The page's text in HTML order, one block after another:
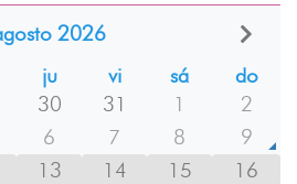
2026
ju vi sá
do
30 31 1
2
6 7 8
9
13 14 15
16